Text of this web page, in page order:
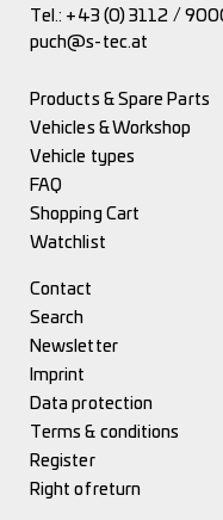
Tel.: +43 (0) 3112 /
puch@s-tec.at
Products & Spare Parts
Vehicles & Workshop
Vehicle types
FAQ
Shopping Cart
Watchlist
Contact
Search
Newsletter
Imprint
Data protection
Terms & conditions
Register
Right of return